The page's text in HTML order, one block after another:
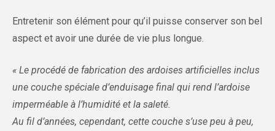
Entretenir son élément pour qu’il puisse conserver son bel
aspect et avoir une durée de vie plus longue.
« Le procédé de fabrication des ardoises artificielles inclus
une couche spéciale d’enduisage final qui rend l’ardoise
imperméable à l’humidité et la saleté.
Au fil d’années, cependant, cette couche s’use peu à peu,